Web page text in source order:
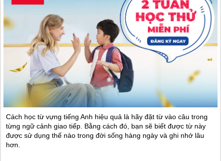
Cách học từ vựng tiếng Anh hiệu quả là hãy đặt từ vào câu trong
từng ngữ cảnh giao tiếp. Bằng cách đó, bạn sẽ biết được từ này
được sử dụng thế nào trong đời sống hàng ngày và ghi nhớ lâu
hơn.